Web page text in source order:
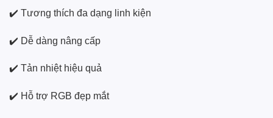
✔️ Tương thích đa dạng linh kiện
✔️ Dễ dàng nâng cấp
✔️ Tản nhiệt hiệu quả
✔️ Hỗ trợ RGB đẹp mắt